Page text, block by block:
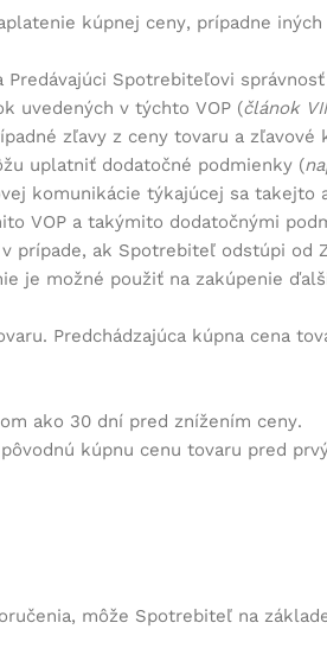
kúpnej ceny, prípadne
Predávajúci Spotrebiteľovi
uvedených v týchto VOP (článok
zľavy z ceny tovaru a
uplatniť dodatočné podmienky (
komunikácie týkajúcej sa takejto
VOP a takýmito dodatočnými
prípade, ak Spotrebiteľ odstúpi od
je možné použiť na zakúpenie
Predchádzajúca kúpna cena
ako 30 dní pred znížením ceny.
kúpnu cenu tovaru pred
môže Spotrebiteľ na